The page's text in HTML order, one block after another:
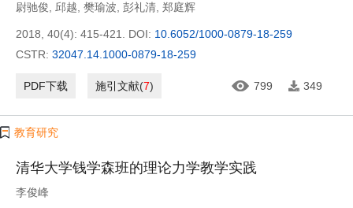
尉驰俊 邱越 樊瑜波 彭礼清 郑庭辉
2018, 40(4): 415-421. DOI: 10.6052/1000-0879-18-259
CSTR: 32047.14.1000-0879-18-259
PDF下载 施引文献(7) 799 349
教育研究
清华大学钱学森班的理论力学教学实践
李俊峰